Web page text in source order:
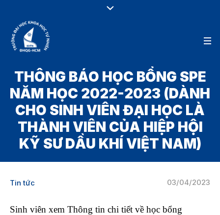
THÔNG BÁO HỌC BỔNG SPE
NĂM HỌC 2022-2023 (DÀNH
CHO SINH VIÊN ĐẠI HỌC LÀ
THÀNH VIÊN CỦA HIỆP HỘI
KỸ SƯ DẦU KHÍ VIỆT NAM)
03/04/2023
Tin tức
Sinh viên xem Thông tin chi tiết về học bổng